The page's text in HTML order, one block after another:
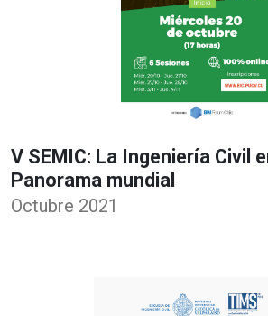
V SEMIC: La Ingeniería Civil
Panorama mundial
Octubre 2021